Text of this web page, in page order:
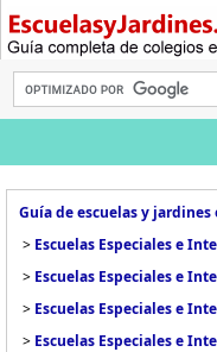
Guía de escuelas y
> Escuelas Especiales e
> Escuelas Especiales e
> Escuelas Especiales e
> Escuelas Especiales e